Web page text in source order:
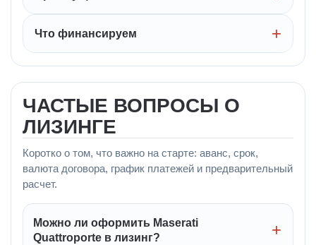
Что финансируем
ЧАСТЫЕ ВОПРОСЫ О
ЛИЗИНГЕ
Коротко о том, что важно на старте: аванс, срок,
валюта договора, график платежей и предварительный
расчет.
Можно ли оформить Maserati
Quattroporte в лизинг?